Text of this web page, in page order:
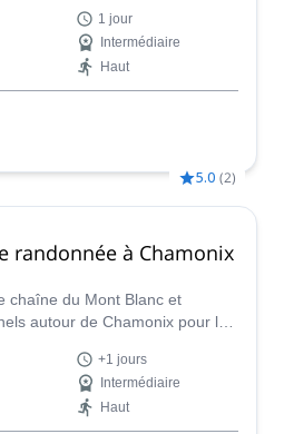
1 jour
Intermédiaire
Haut
5.0 (2)
randonnée à Chamonix
chaîne du Mont Blanc et
autour de Chamonix pour le
+1 jours
Intermédiaire
Haut